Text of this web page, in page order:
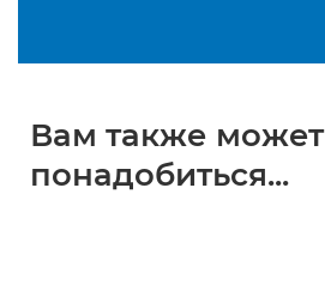
Вам также может
понадобиться...